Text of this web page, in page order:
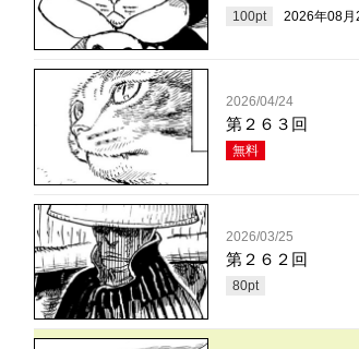
100pt 2026年08月
2026/04/24
第２６３回
無料
2026/03/25
第２６２回
80pt